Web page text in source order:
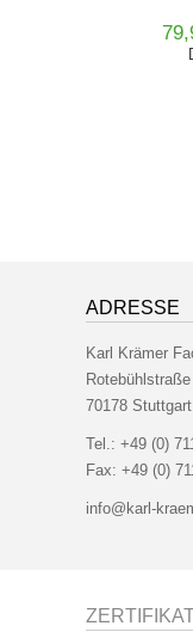
ADRESSE
Karl Krämer
70178 Stuttgart
Tel.: +49 (0)
Fax: +49 (0)
info@karl-